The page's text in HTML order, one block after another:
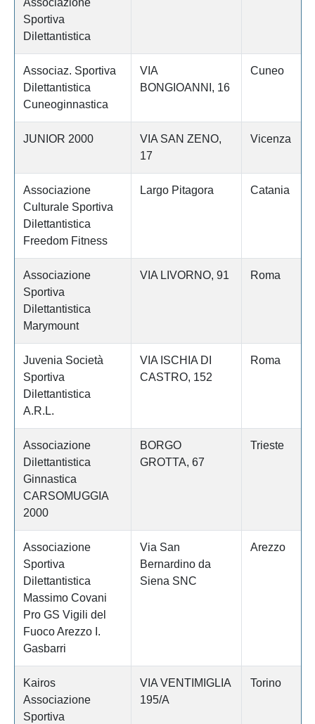
Associazione
Sportiva
Dilettantistica
Associaz. Sportiva
Dilettantistica
Cuneoginnastica
VIA
BONGIOANNI, 16
Cuneo
JUNIOR 2000
VIA SAN ZENO,
17
Vicenza
Associazione
Culturale Sportiva
Dilettantistica
Freedom Fitness
Largo Pitagora Catania
Associazione
Sportiva
Dilettantistica
Marymount
VIA LIVORNO, 91 Roma
Juvenia Società
Sportiva
Dilettantistica
A.R.L.
VIA ISCHIA DI
CASTRO, 152
Roma
Associazione
Dilettantistica
Ginnastica
CARSOMUGGIA
2000
BORGO
GROTTA, 67
Trieste
Associazione
Sportiva
Dilettantistica
Massimo Covani
Pro GS Vigili del
Fuoco Arezzo I.
Gasbarri
Via San
Bernardino da
Siena SNC
Arezzo
Kairos
Associazione
Sportiva
VIA VENTIMIGLIA
195/A
Torino